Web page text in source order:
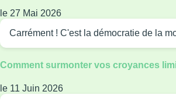
le 27 Mai 2026
Carrément ! C'est la démocratie de la
Comment surmonter vos croyances
le 11 Juin 2026